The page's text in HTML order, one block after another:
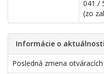
041 /
(zo
Informácie o
Posledná zmena